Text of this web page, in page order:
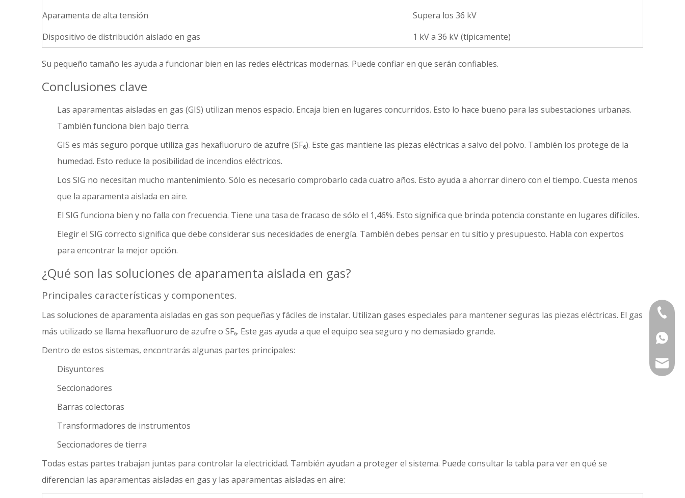
Aparamenta de alta tensión
Supera los 36 kV
Dispositivo de distribución aislado en gas
1 kV a 36 kV (típicamente)
Su pequeño tamaño les ayuda a funcionar bien en las redes eléctricas modernas. Puede confiar en que serán confiables.
Conclusiones clave
Las aparamentas aisladas en gas (GIS) utilizan menos espacio. Encaja bien en lugares concurridos. Esto lo hace bueno para las subestaciones urbanas.
También funciona bien bajo tierra.
GIS es más seguro porque utiliza gas hexafluoruro de azufre (SF₆). Este gas mantiene las piezas eléctricas a salvo del polvo. También los protege de la
humedad. Esto reduce la posibilidad de incendios eléctricos.
Los SIG no necesitan mucho mantenimiento. Sólo es necesario comprobarlo cada cuatro años. Esto ayuda a ahorrar dinero con el tiempo. Cuesta menos
que la aparamenta aislada en aire.
El SIG funciona bien y no falla con frecuencia. Tiene una tasa de fracaso de sólo el 1,46%. Esto significa que brinda potencia constante en lugares difíciles.
Elegir el SIG correcto significa que debe considerar sus necesidades de energía. También debes pensar en tu sitio y presupuesto. Habla con expertos
para encontrar la mejor opción.
¿Qué son las soluciones de aparamenta aislada en gas?
Principales características y componentes.
Las soluciones de aparamenta aisladas en gas son pequeñas y fáciles de instalar. Utilizan gases especiales para mantener seguras las piezas eléctricas. El gas
más utilizado se llama hexafluoruro de azufre o SF₆. Este gas ayuda a que el equipo sea seguro y no demasiado grande.
Dentro de estos sistemas, encontrarás algunas partes principales:
Disyuntores
Seccionadores
Barras colectoras
Transformadores de instrumentos
Seccionadores de tierra
Todas estas partes trabajan juntas para controlar la electricidad. También ayudan a proteger el sistema. Puede consultar la tabla para ver en qué se
diferencian las aparamentas aisladas en gas y las aparamentas aisladas en aire:
+86
+86